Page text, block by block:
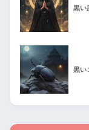
黒い
黒い